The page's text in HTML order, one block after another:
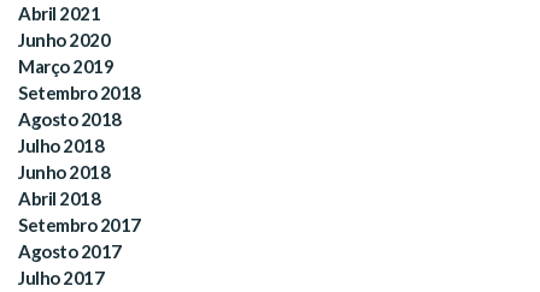
Abril 2021
Junho 2020
Março 2019
Setembro 2018
Agosto 2018
Julho 2018
Junho 2018
Abril 2018
Setembro 2017
Agosto 2017
Julho 2017